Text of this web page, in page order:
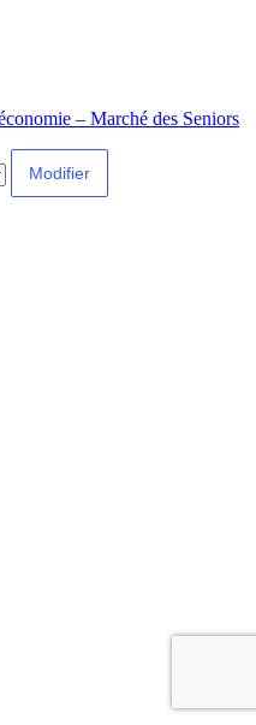
– Marché des Seniors